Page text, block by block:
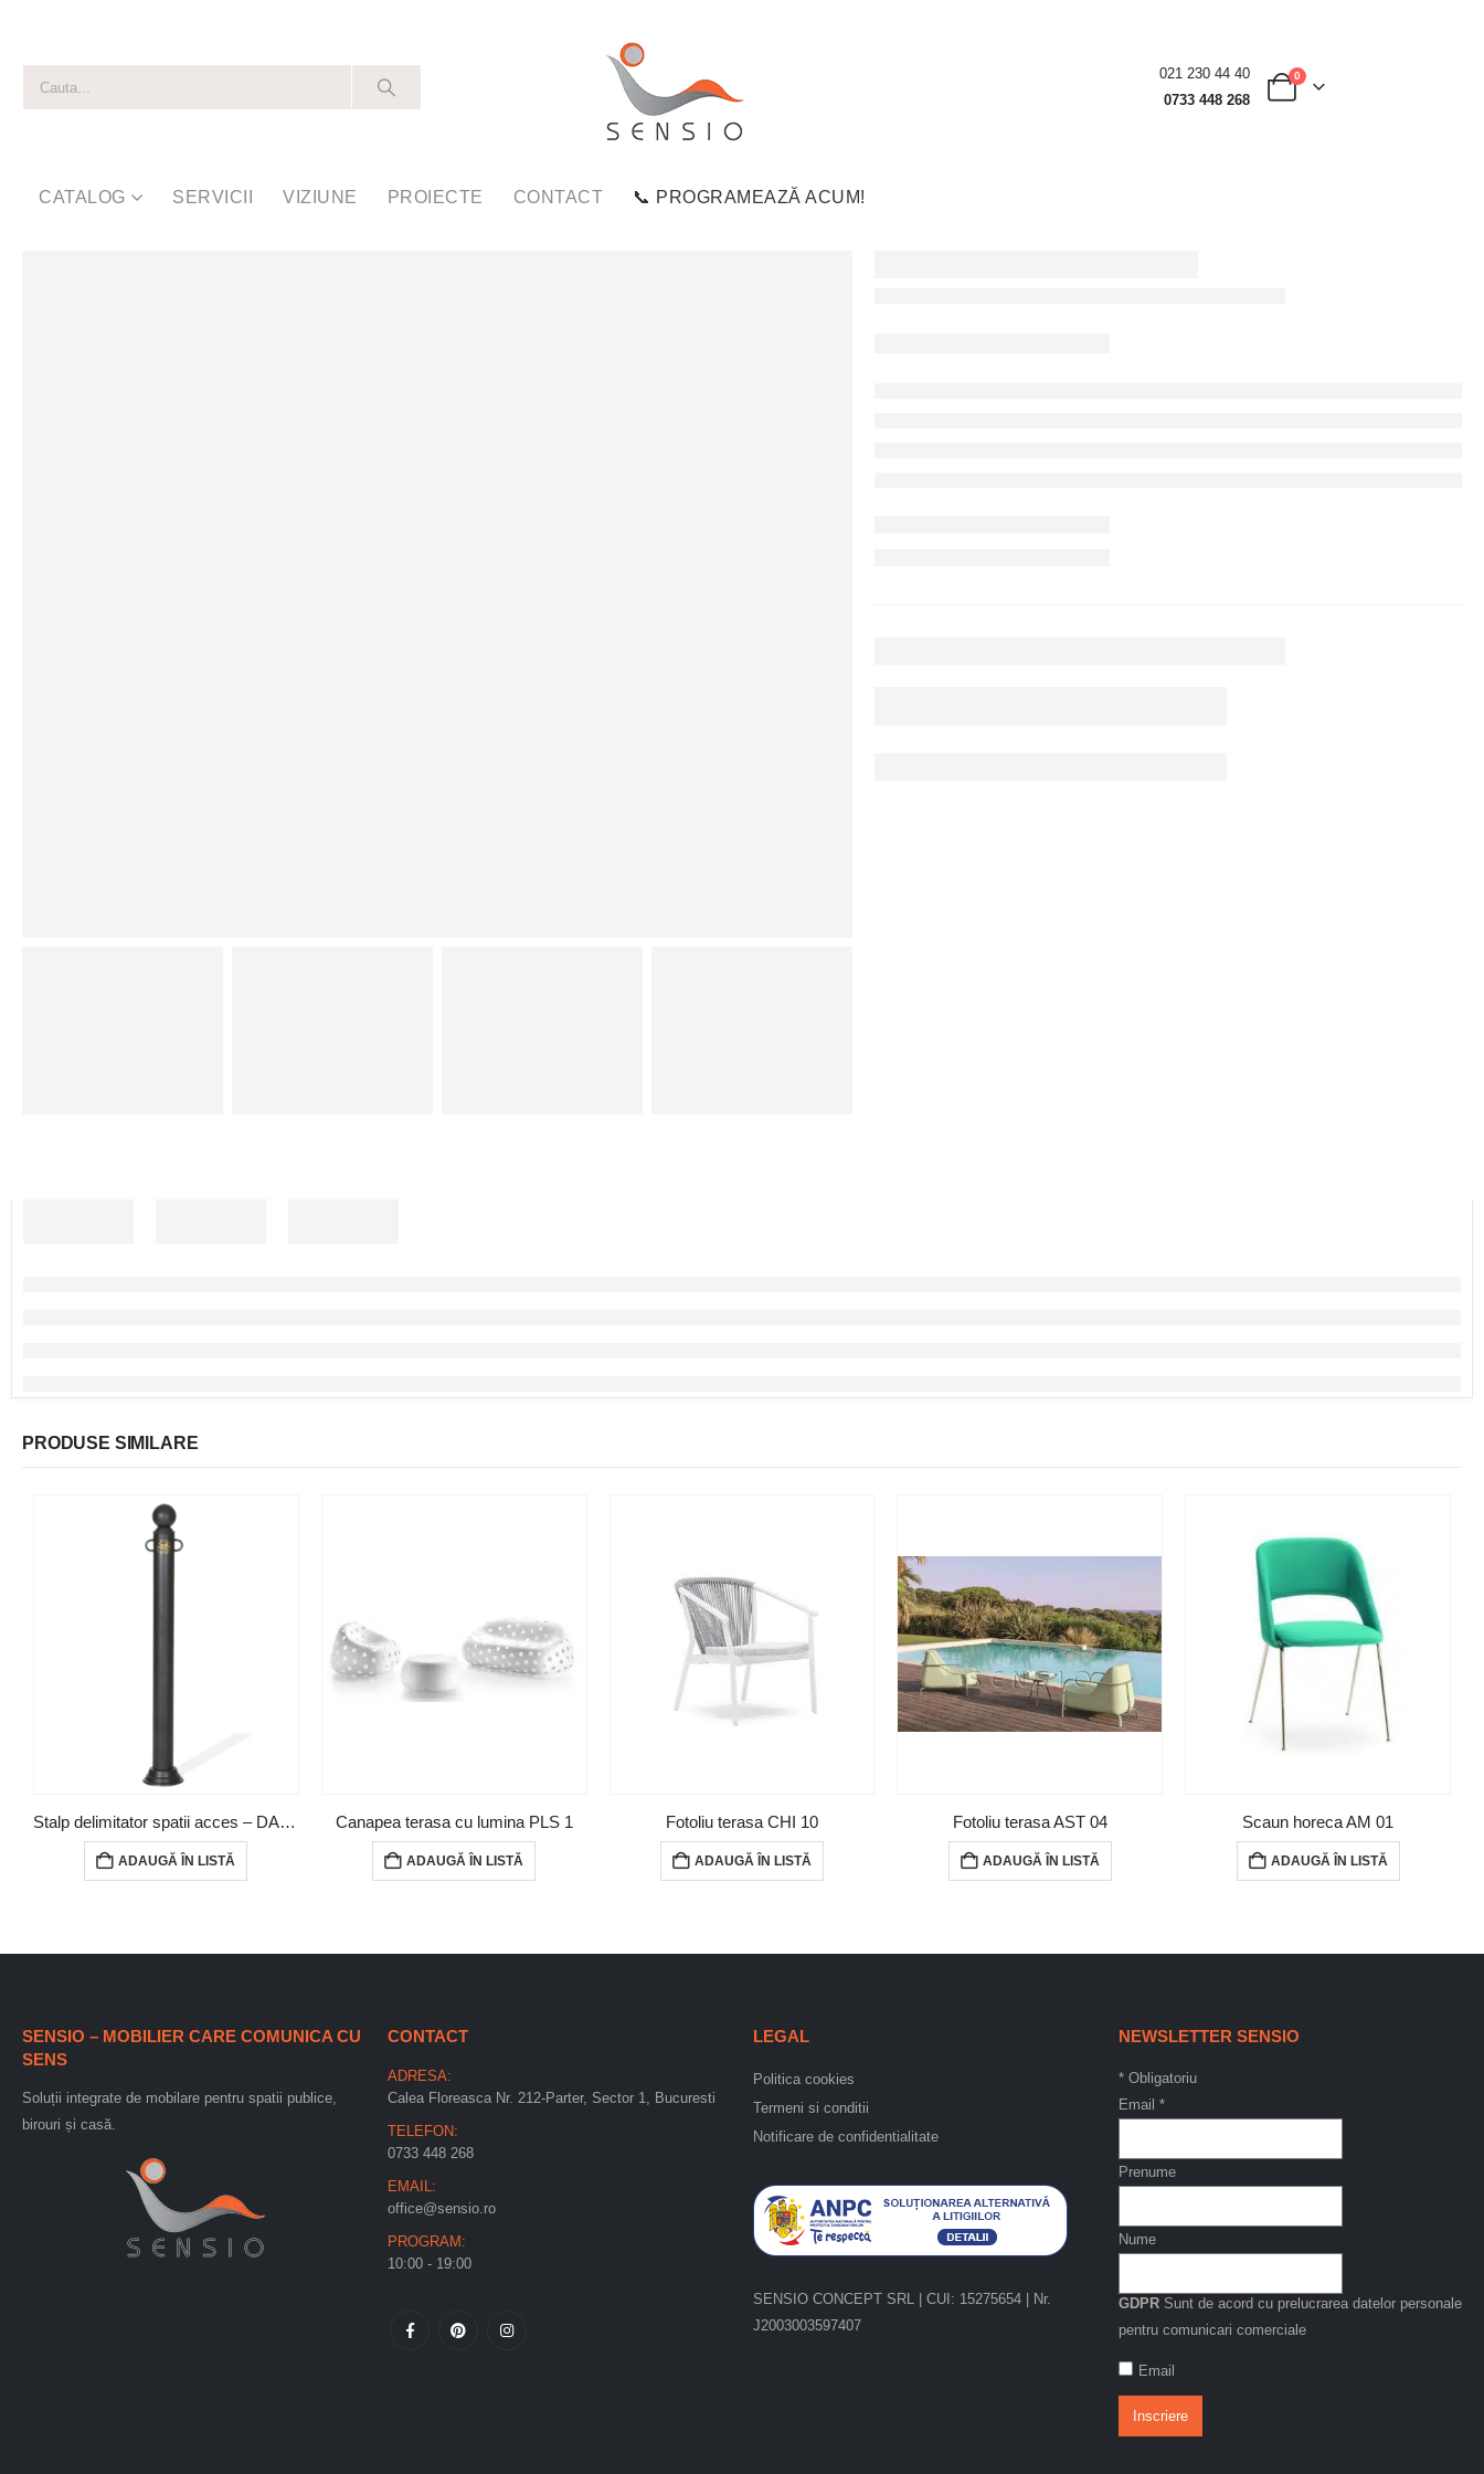
021 230 44 40
0733 448 268
0
CATALOG SERVICII VIZIUNE PROIECTE CONTACT 📞 PROGRAMEAZĂ ACUM!
PRODUSE SIMILARE
Stalp delimitator spatii acces – DAR01
ADAUGĂ ÎN LISTĂ
Canapea terasa cu lumina PLS 1
ADAUGĂ ÎN LISTĂ
Fotoliu terasa CHI 10
ADAUGĂ ÎN LISTĂ
Fotoliu terasa AST 04
ADAUGĂ ÎN LISTĂ
Scaun horeca AM 01
ADAUGĂ ÎN LISTĂ
SENSIO – MOBILIER CARE COMUNICA CU
SENS
Soluții integrate de mobilare pentru spatii publice,
birouri și casă.
CONTACT
ADRESA:
Calea Floreasca Nr. 212-Parter, Sector 1, Bucuresti
TELEFON:
0733 448 268
EMAIL:
office@sensio.ro
PROGRAM:
10:00 - 19:00
LEGAL
Politica cookies
Termeni si conditii
Notificare de confidentialitate
SENSIO CONCEPT SRL | CUI: 15275654 | Nr.
J2003003597407
NEWSLETTER SENSIO
* Obligatoriu
Email *
Prenume
Nume
GDPR Sunt de acord cu prelucrarea datelor personale
pentru comunicari comerciale
Email